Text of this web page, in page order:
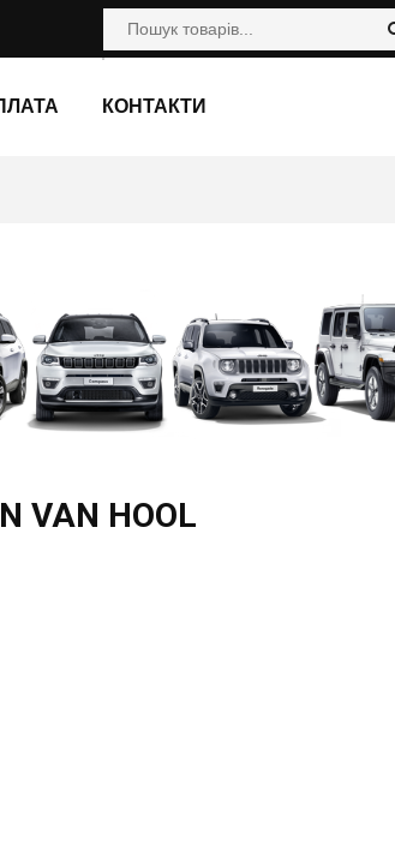
КОНТАКТИ
VAN HOOL